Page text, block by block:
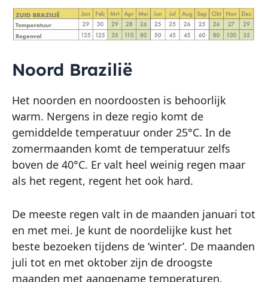
Noord Brazilië
Het noorden en noordoosten is behoorlijk
warm. Nergens in deze regio komt de
gemiddelde temperatuur onder 25°C. In de
zomermaanden komt de temperatuur zelfs
boven de 40°C. Er valt heel weinig regen maar
als het regent, regent het ook hard.
De meeste regen valt in de maanden januari tot
en met mei. Je kunt de noordelijke kust het
beste bezoeken tijdens de ‘winter’. De maanden
juli tot en met oktober zijn de droogste
maanden met aangename temperaturen.